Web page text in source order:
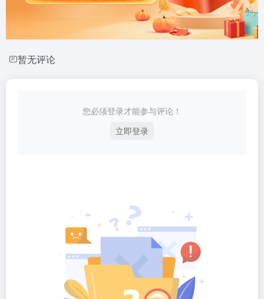
暂无评论
您必须登录才能参与评论！
立即登录